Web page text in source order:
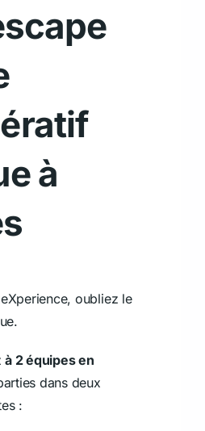
à
oubliez le
à 2 équipes en
dans deux
: